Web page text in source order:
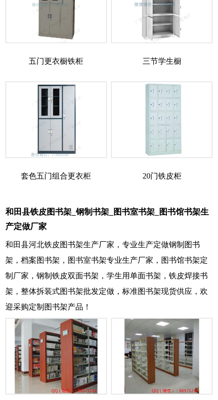
五门更衣橱铁柜 三节学生橱
套色五门组合更衣柜 20门铁皮柜
和田县铁皮图书架_钢制书架_图书室书架_图书馆书架生
产定做厂家
和田县河北铁皮图书架生产厂家，专业生产定做钢制图书
架，档案图书架，图书室书架专业生产厂家，图书馆书架定
制厂家，钢制铁皮双面书架，学生用单面书架，铁皮焊接书
架，整体拆装式图书架批发定做，标准图书架现货供应，欢
迎采购定制图书架产品！